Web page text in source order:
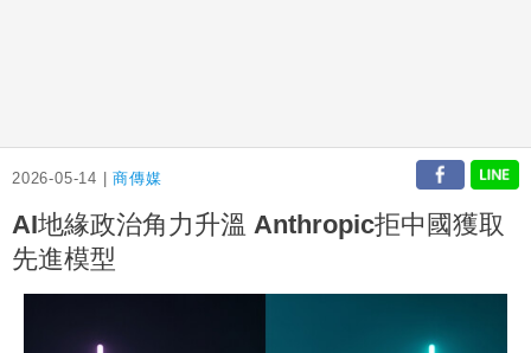
2026-05-14 |商傳媒
AI地緣政治角力升溫 Anthropic拒中國獲取
先進模型